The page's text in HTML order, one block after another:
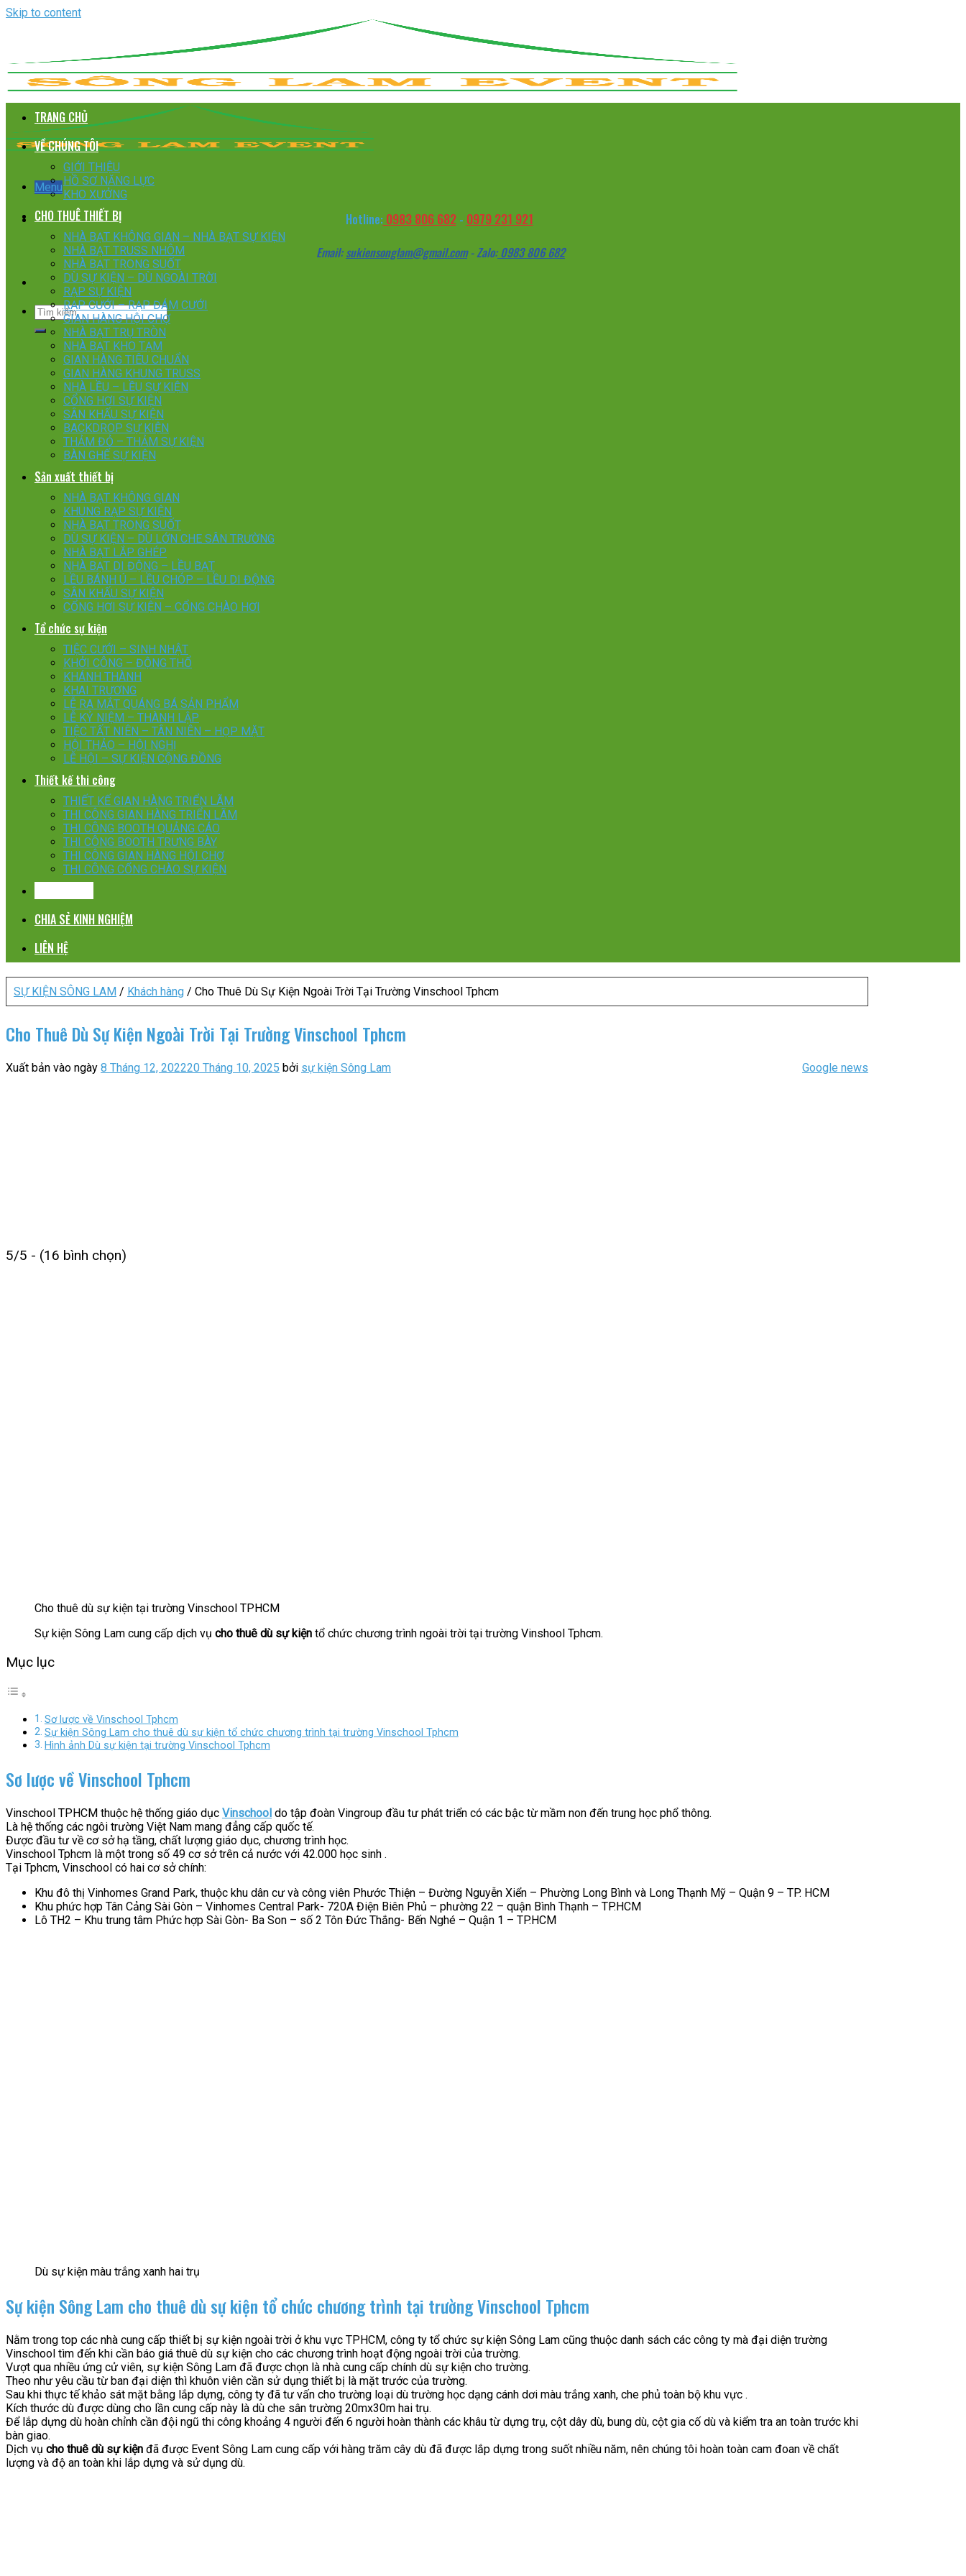
Skip to content
Menu
Hotline:0983 806 682- 0979 231 921
Email:sukiensonglam@gmail.com- Zalo:0983 806 682
TRANG CHỦ
VỀ CHÚNG TÔI
GIỚI THIỆU
HỒ SƠ NĂNG LỰC
KHO XƯỞNG
CHO THUÊ THIẾT BỊ
NHÀ BẠT KHÔNG GIAN – NHÀ BẠT SỰ KIỆN
NHÀ BẠT TRUSS NHÔM
NHÀ BẠT TRONG SUỐT
DÙ SỰ KIỆN – DÙ NGOÀI TRỜI
RẠP SỰ KIỆN
RẠP CƯỚI – RẠP ĐÁM CƯỚI
GIAN HÀNG HỘI CHỢ
NHÀ BẠT TRỤ TRÒN
NHÀ BẠT KHO TẠM
GIAN HÀNG TIÊU CHUẨN
GIAN HÀNG KHUNG TRUSS
NHÀ LỀU – LỀU SỰ KIỆN
CỔNG HƠI SỰ KIỆN
SÂN KHẤU SỰ KIỆN
BACKDROP SỰ KIỆN
THẢM ĐỎ – THẢM SỰ KIỆN
BÀN GHẾ SỰ KIỆN
Sản xuất thiết bị
NHÀ BẠT KHÔNG GIAN
KHUNG RẠP SỰ KIỆN
NHÀ BẠT TRONG SUỐT
DÙ SỰ KIỆN – DÙ LỚN CHE SÂN TRƯỜNG
NHÀ BẠT LẮP GHÉP
NHÀ BẠT DI ĐỘNG – LỀU BẠT
LỀU BÁNH Ú – LỀU CHÓP – LỀU DI ĐỘNG
SÂN KHẤU SỰ KIỆN
CỔNG HƠI SỰ KIỆN – CỔNG CHÀO HƠI
Tổ chức sự kiện
TIỆC CƯỚI – SINH NHẬT
KHỞI CÔNG – ĐỘNG THỔ
KHÁNH THÀNH
KHAI TRƯƠNG
LỄ RA MẮT QUÁNG BÁ SẢN PHẨM
LỄ KỶ NIỆM – THÀNH LẬP
TIỆC TẤT NIÊN – TÂN NIÊN – HỌP MẶT
HỘI THẢO – HỘI NGHỊ
LỄ HỘI – SỰ KIỆN CỘNG ĐỒNG
Thiết kế thi công
THIẾT KẾ GIAN HÀNG TRIỂN LÃM
THI CÔNG GIAN HÀNG TRIỂN LÃM
THI CÔNG BOOTH QUẢNG CÁO
THI CÔNG BOOTH TRƯNG BÀY
THI CÔNG GIAN HÀNG HỘI CHỢ
THI CÔNG CỔNG CHÀO SỰ KIỆN
CHIA SẺ KINH NGHIỆM
LIÊN HỆ
SỰ KIỆN SÔNG LAM / Khách hàng / Cho Thuê Dù Sự Kiện Ngoài Trời Tại Trường Vinschool Tphcm
Cho Thuê Dù Sự Kiện Ngoài Trời Tại Trường Vinschool Tphcm
Xuất bản vào ngày 8 Tháng 12, 202220 Tháng 10, 2025 bởi sự kiện Sông Lam Google news
5/5 - (16 bình chọn)
Cho thuê dù sự kiện tại trường Vinschool TPHCM
Sự kiện Sông Lam cung cấp dịch vụ cho thuê dù sự kiện tổ chức chương trình ngoài trời tại trường Vinshool Tphcm.
Mục lục
Sơ lược về Vinschool Tphcm
Sự kiện Sông Lam cho thuê dù sự kiện tổ chức chương trình tại trường Vinschool Tphcm
Hình ảnh Dù sự kiện tại trường Vinschool Tphcm
Sơ lược về Vinschool Tphcm
Vinschool TPHCM thuộc hệ thống giáo dục Vinschool do tập đoàn Vingroup đầu tư phát triển có các bậc từ mầm non đến trung học phổ thông.
Là hệ thống các ngôi trường Việt Nam mang đẳng cấp quốc tế.
Được đầu tư về cơ sở hạ tầng, chất lượng giáo dục, chương trình học.
Vinschool Tphcm là một trong số 49 cơ sở trên cả nước với 42.000 học sinh .
Tại Tphcm, Vinschool có hai cơ sở chính:
Khu đô thị Vinhomes Grand Park, thuộc khu dân cư và công viên Phước Thiện – Đường Nguyễn Xiển – Phường Long Bình và Long Thạnh Mỹ – Quận 9 – TP. HCM
Khu phức hợp Tân Cảng Sài Gòn – Vinhomes Central Park- 720A Điện Biên Phủ – phường 22 – quận Bình Thạnh – TP.HCM
Lô TH2 – Khu trung tâm Phức hợp Sài Gòn- Ba Son – số 2 Tôn Đức Thắng- Bến Nghé – Quận 1 – TP.HCM
Dù sự kiện màu trắng xanh hai trụ
Sự kiện Sông Lam cho thuê dù sự kiện tổ chức chương trình tại trường Vinschool Tphcm
Nằm trong top các nhà cung cấp thiết bị sự kiện ngoài trời ở khu vực TPHCM, công ty tổ chức sự kiện Sông Lam cũng thuộc danh sách các công ty mà đại diện trường
Vinschool tìm đến khi cần báo giá thuê dù sự kiện cho các chương trình hoạt động ngoài trời của trường.
Vượt qua nhiều ứng cử viên, sự kiện Sông Lam đã được chọn là nhà cung cấp chính dù sự kiện cho trường.
Theo như yêu cầu từ ban đại diện thì khuôn viên cần sử dụng thiết bị là mặt trước của trường.
Sau khi thực tế khảo sát mặt bằng lắp dựng, công ty đã tư vấn cho trường loại dù trường học dạng cánh dơi màu trắng xanh, che phủ toàn bộ khu vực .
Kích thước dù được dùng cho lần cung cấp này là dù che sân trường 20mx30m hai trụ.
Để lắp dựng dù hoàn chỉnh cần đội ngũ thi công khoảng 4 người đến 6 người hoàn thành các khâu từ dựng trụ, cột dây dù, bung dù, cột gia cố dù và kiểm tra an toàn trước khi
bàn giao.
Dịch vụ cho thuê dù sự kiện đã được Event Sông Lam cung cấp với hàng trăm cây dù đã được lắp dựng trong suốt nhiều năm, nên chúng tôi hoàn toàn cam đoan về chất
lượng và độ an toàn khi lắp dựng và sử dụng dù.